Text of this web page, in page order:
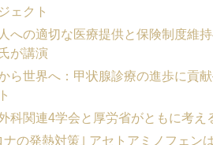
ェクト
への適切な医療提供と保険制度維
が講演
ら世界へ：甲状腺診療の進歩に貢
科関連4学会と厚労省がともに考え
ナの発熱対策｣ アセトアミノフェ